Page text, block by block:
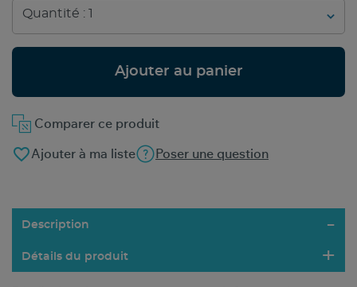
Ajouter au panier
favorite_borderAjouter à ma liste Poser une question
Comparer ce produit
Description
Détails du produit